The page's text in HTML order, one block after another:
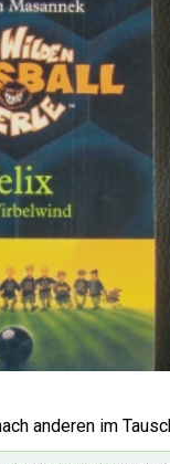
anderen im